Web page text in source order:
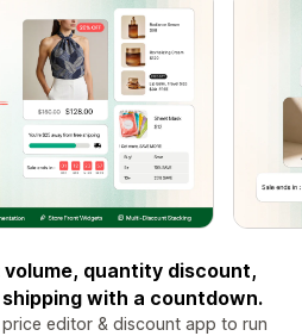
volume, quantity discount,
with a countdown.
editor & discount app to run